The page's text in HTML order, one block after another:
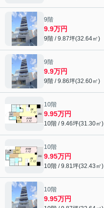
9階
9.9万円
9階 / 9.87坪(32.64㎡)
9階
9.9万円
9階 / 9.86坪(32.60㎡)
10階
9.95万円
10階 / 9.46坪(31.30㎡)
10階
9.95万円
10階 / 9.81坪(32.43㎡)
10階
9.95万円